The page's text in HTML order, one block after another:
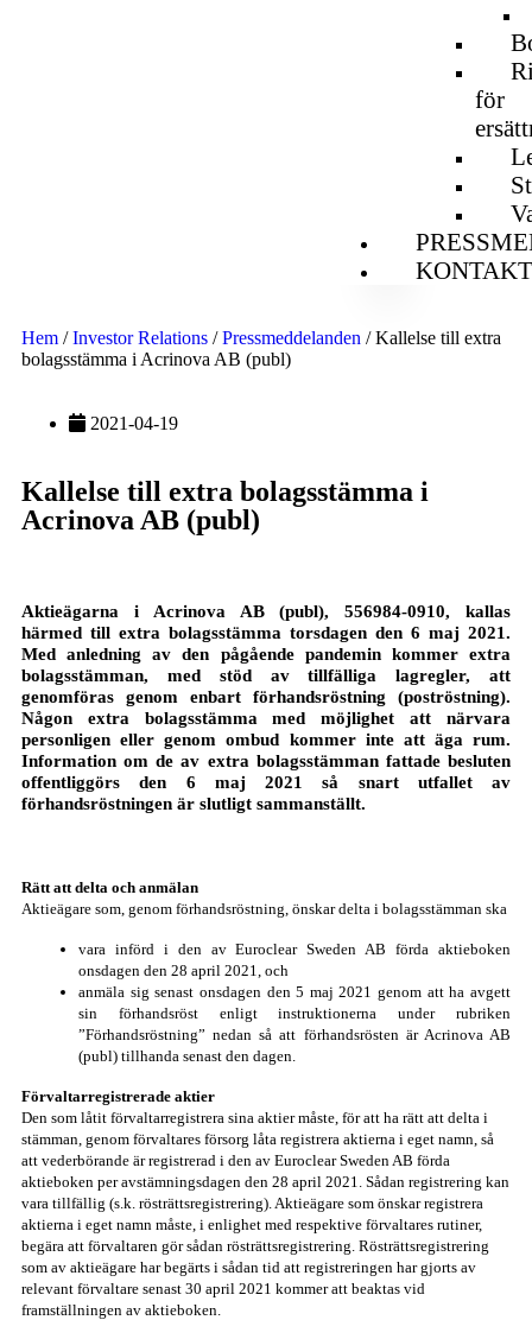
för
KONTAKT
Hem /Investor Relations /Pressmeddelanden /Kallelse till extra
bolagsstämma i Acrinova AB (publ)
2021-04-19
Kallelse till extra bolagsstämma i
Acrinova AB (publ)
Aktieägarna i Acrinova AB (publ), 556984-0910, kallas
härmed till extra bolagsstämma torsdagen den 6 maj 2021.
Med anledning av den pågående pandemin kommer extra
bolagsstämman, med stöd av tillfälliga lagregler, att
genomföras genom enbart förhandsröstning (poströstning).
Någon extra bolagsstämma med möjlighet att närvara
personligen eller genom ombud kommer inte att äga rum.
Information om de av extra bolagsstämman fattade besluten
offentliggörs den 6 maj 2021 så snart utfallet av
förhandsröstningen är slutligt sammanställt.
Rätt att delta och anmälan
Aktieägare som, genom förhandsröstning, önskar delta i bolagsstämman ska
vara införd i den av Euroclear Sweden AB förda aktieboken
onsdagen den 28 april 2021, och
anmäla sig senast onsdagen den 5 maj 2021 genom att ha avgett
sin förhandsröst enligt instruktionerna under rubriken
”Förhandsröstning” nedan så att förhandsrösten är Acrinova AB
(publ) tillhanda senast den dagen.
Förvaltarregistrerade aktier
Den som låtit förvaltarregistrera sina aktier måste, för att ha rätt att delta i
stämman, genom förvaltares försorg låta registrera aktierna i eget namn, så
att vederbörande är registrerad i den av Euroclear Sweden AB förda
aktieboken per avstämningsdagen den 28 april 2021. Sådan registrering kan
vara tillfällig (s.k. rösträttsregistrering). Aktieägare som önskar registrera
aktierna i eget namn måste, i enlighet med respektive förvaltares rutiner,
begära att förvaltaren gör sådan rösträttsregistrering. Rösträttsregistrering
som av aktieägare har begärts i sådan tid att registreringen har gjorts av
relevant förvaltare senast 30 april 2021 kommer att beaktas vid
framställningen av aktieboken.